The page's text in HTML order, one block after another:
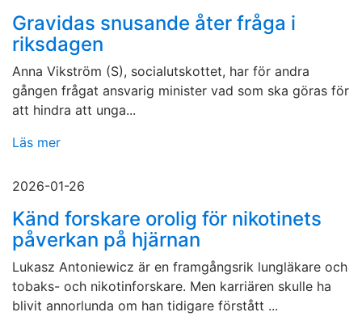
Gravidas snusande åter fråga i
riksdagen
Anna Vikström (S), socialutskottet, har för andra
gången frågat ansvarig minister vad som ska göras för
att hindra att unga...
Läs mer
2026-01-26
Känd forskare orolig för nikotinets
påverkan på hjärnan
Lukasz Antoniewicz är en framgångsrik lungläkare och
tobaks- och nikotinforskare. Men karriären skulle ha
blivit annorlunda om han tidigare förstått ...